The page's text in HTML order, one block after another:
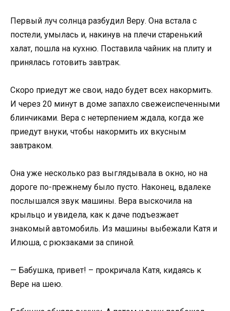
Первый луч солнца разбудил Веру. Она встала с
постели, умылась и, накинув на плечи старенький
халат, пошла на кухню. Поставила чайник на плиту и
принялась готовить завтрак.
Скоро приедут же свои, надо будет всех накормить.
И через 20 минут в доме запахло свежеиспеченными
блинчиками. Вера с нетерпением ждала, когда же
приедут внуки, чтобы накормить их вкусным
завтраком.
Она уже несколько раз выглядывала в окно, но на
дороге по-прежнему было пусто. Наконец, вдалеке
послышался звук машины. Вера выскочила на
крыльцо и увидела, как к даче подъезжает
знакомый автомобиль. Из машины выбежали Катя и
Илюша, с рюкзаками за спиной.
— Бабушка, привет! – прокричала Катя, кидаясь к
Вере на шею.